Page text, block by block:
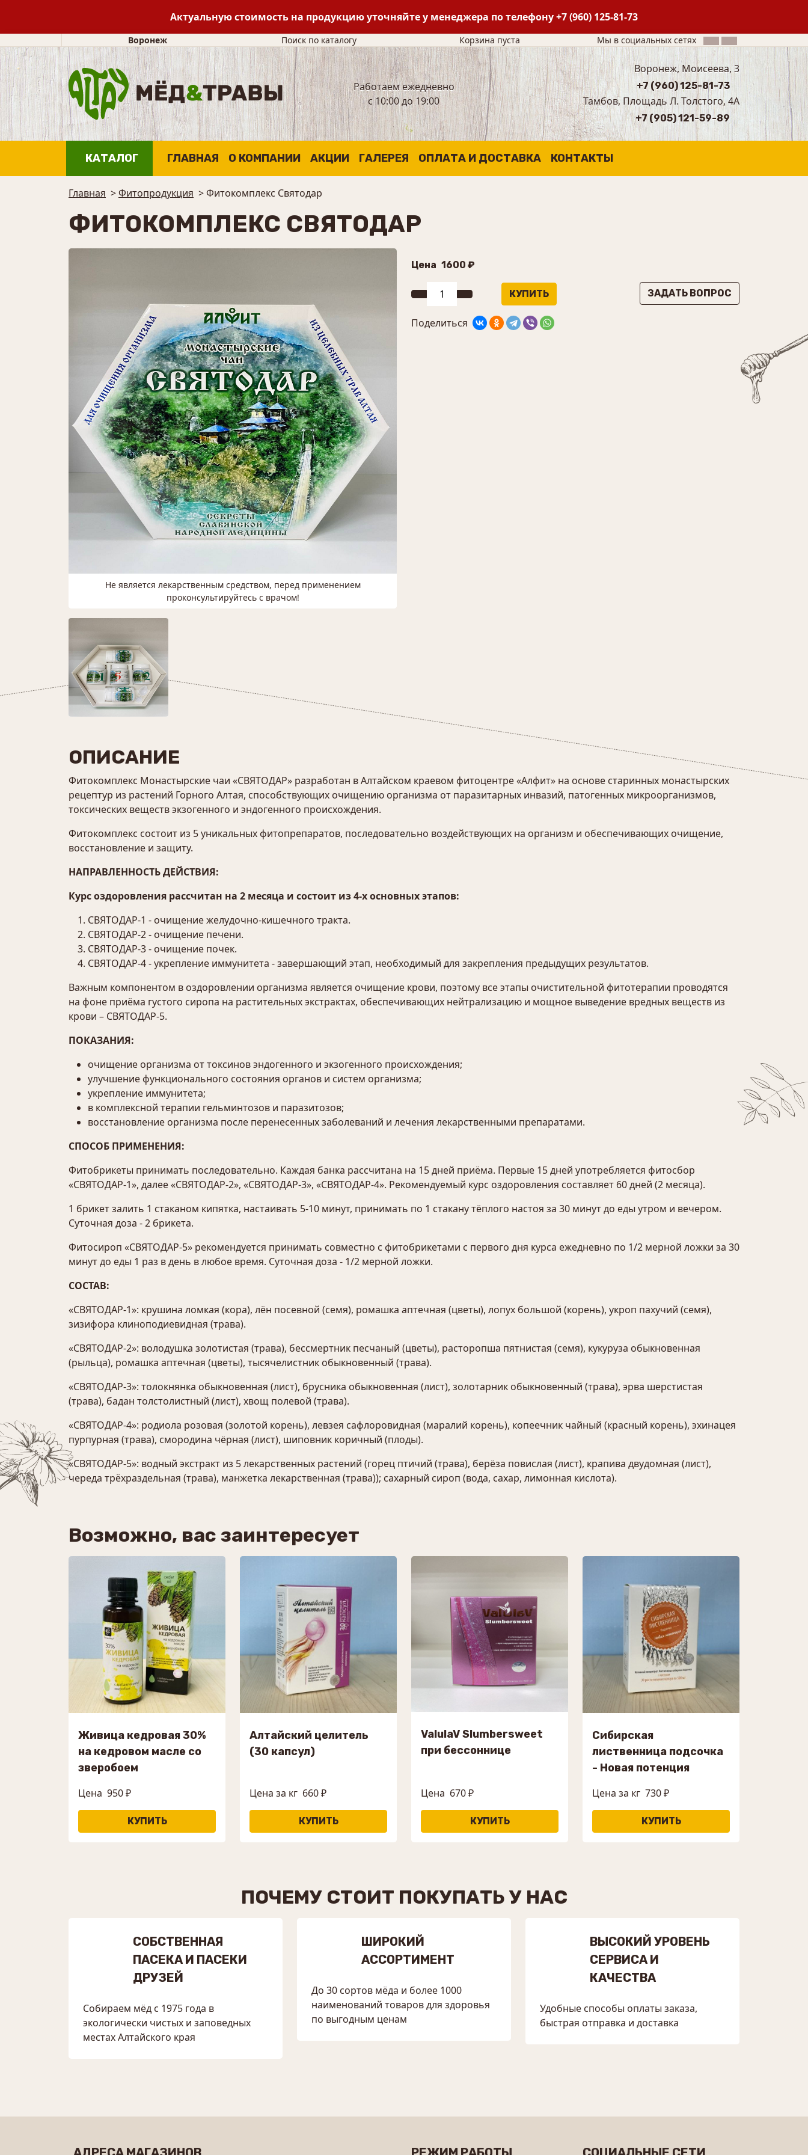
Актуальную стоимость на продукцию уточняйте у менеджера по телефону+7 (960) 125-81-73
Воронеж Поиск по каталогу Корзина пуста Мы в социальных сетях
Работаем ежедневно
с 10:00 до 19:00
Воронеж, Моисеева, 3
+7 (960) 125-81-73
Тамбов, Площадь Л. Толстого, 4А
+7 (905) 121-59-89
КАТАЛОГ ГЛАВНАЯ О КОМПАНИИ АКЦИИ ГАЛЕРЕЯ ОПЛАТА И ДОСТАВКА КОНТАКТЫ
Главная >Фитопродукция >Фитокомплекс Святодар
ФИТОКОМПЛЕКС СВЯТОДАР
Не является лекарственным средством, перед применением
проконсультируйтесь с врачом!
Цена 1600 ₽
ЗАДАТЬ ВОПРОС
Поделиться
ОПИСАНИЕ
Фитокомплекс Монастырские чаи «СВЯТОДАР» разработан в Алтайском краевом фитоцентре «Алфит» на основе старинных монастырских
рецептур из растений Горного Алтая, способствующих очищению организма от паразитарных инвазий, патогенных микроорганизмов,
токсических веществ экзогенного и эндогенного происхождения.
Фитокомплекс состоит из 5 уникальных фитопрепаратов, последовательно воздействующих на организм и обеспечивающих очищение,
восстановление и защиту.
НАПРАВЛЕННОСТЬ ДЕЙСТВИЯ:
Курс оздоровления рассчитан на 2 месяца и состоит из 4-х основных этапов:
СВЯТОДАР-1 - очищение желудочно-кишечного тракта.
СВЯТОДАР-2 - очищение печени.
СВЯТОДАР-3 - очищение почек.
СВЯТОДАР-4 - укрепление иммунитета - завершающий этап, необходимый для закрепления предыдущих результатов.
Важным компонентом в оздоровлении организма является очищение крови, поэтому все этапы очистительной фитотерапии проводятся
на фоне приёма густого сиропа на растительных экстрактах, обеспечивающих нейтрализацию и мощное выведение вредных веществ из
крови – СВЯТОДАР-5.
ПОКАЗАНИЯ:
очищение организма от токсинов эндогенного и экзогенного происхождения;
улучшение функционального состояния органов и систем организма;
укрепление иммунитета;
в комплексной терапии гельминтозов и паразитозов;
восстановление организма после перенесенных заболеваний и лечения лекарственными препаратами.
СПОСОБ ПРИМЕНЕНИЯ:
Фитобрикеты принимать последовательно. Каждая банка рассчитана на 15 дней приёма. Первые 15 дней употребляется фитосбор
«СВЯТОДАР-1», далее «СВЯТОДАР-2», «СВЯТОДАР-3», «СВЯТОДАР-4». Рекомендуемый курс оздоровления составляет 60 дней (2 месяца).
1 брикет залить 1 стаканом кипятка, настаивать 5-10 минут, принимать по 1 стакану тёплого настоя за 30 минут до еды утром и вечером.
Суточная доза - 2 брикета.
Фитосироп «СВЯТОДАР-5» рекомендуется принимать совместно с фитобрикетами с первого дня курса ежедневно по 1/2 мерной ложки за 30
минут до еды 1 раз в день в любое время. Суточная доза - 1/2 мерной ложки.
СОСТАВ:
«СВЯТОДАР-1»: крушина ломкая (кора), лён посевной (семя), ромашка аптечная (цветы), лопух большой (корень), укроп пахучий (семя),
зизифора клиноподиевидная (трава).
«СВЯТОДАР-2»: володушка золотистая (трава), бессмертник песчаный (цветы), расторопша пятнистая (семя), кукуруза обыкновенная
(рыльца), ромашка аптечная (цветы), тысячелистник обыкновенный (трава).
«СВЯТОДАР-3»: толокнянка обыкновенная (лист), брусника обыкновенная (лист), золотарник обыкновенный (трава), эрва шерстистая
(трава), бадан толстолистный (лист), хвощ полевой (трава).
«СВЯТОДАР-4»: родиола розовая (золотой корень), левзея сафлоровидная (маралий корень), копеечник чайный (красный корень), эхинацея
пурпурная (трава), смородина чёрная (лист), шиповник коричный (плоды).
«СВЯТОДАР-5»: водный экстракт из 5 лекарственных растений (горец птичий (трава), берёза повислая (лист), крапива двудомная (лист),
череда трёхраздельная (трава), манжетка лекарственная (трава)); сахарный сироп (вода, сахар, лимонная кислота).
Возможно, вас заинтересует
Живица кедровая 30%
на кедровом масле со
зверобоем
Цена 950 ₽
Алтайский целитель
(30 капсул)
Цена за кг 660 ₽
ValulaV Slumbersweet
при бессоннице
Цена 670 ₽
Сибирская
лиственница подсочка
- Новая потенция
Цена за кг 730 ₽
ПОЧЕМУ СТОИТ ПОКУПАТЬ У НАС
СОБСТВЕННАЯ
ПАСЕКА И ПАСЕКИ
ДРУЗЕЙ
Собираем мёд с 1975 года в
экологически чистых и заповедных
местах Алтайского края
ШИРОКИЙ
АССОРТИМЕНТ
До 30 сортов мёда и более 1000
наименований товаров для здоровья
по выгодным ценам
ВЫСОКИЙ УРОВЕНЬ
СЕРВИСА И
КАЧЕСТВА
Удобные способы оплаты заказа,
быстрая отправка и доставка